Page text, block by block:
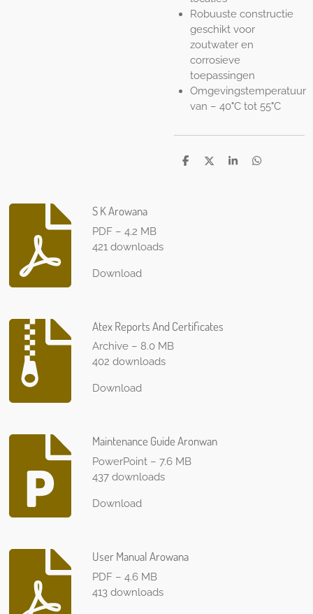
Robuuste constructie
geschikt voor
zoutwater en
corrosieve
toepassingen
Omgevingstemperatuur
van – 40°C tot 55°C
S
S
S
S
S K Arowana
PDF – 4.2 MB
421 downloads
Download
Atex Reports And Certificates
Archive – 8.0 MB
402 downloads
Download
Maintenance Guide Aronwan
PowerPoint – 7.6 MB
437 downloads
Download
User Manual Arowana
PDF – 4.6 MB
413 downloads